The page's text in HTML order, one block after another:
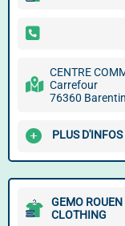
CENTRE
Carrefour
76360 Barentin
PLUS
GEMO
CLOTHING